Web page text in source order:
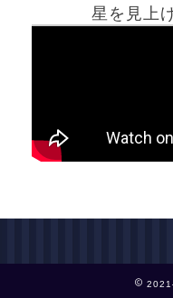
星を見上